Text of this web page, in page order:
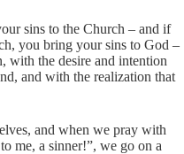
sins to the Church – and if
you bring your sins to God –
with the desire and intention
and with the realization that
and when we pray with
me, a sinner!”, we go on a